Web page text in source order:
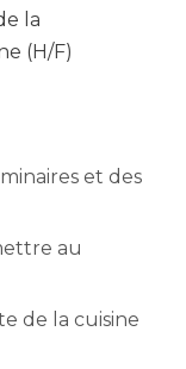
la
(H/F)
et des
au
de la cuisine